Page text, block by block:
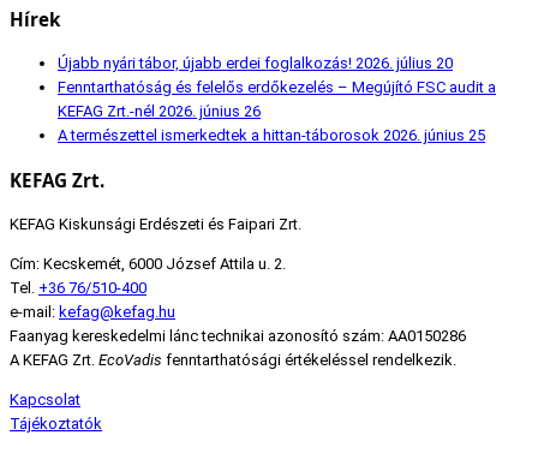
Hírek
Újabb nyári tábor, újabb erdei foglalkozás! 2026. július 20
Fenntarthatóság és felelős erdőkezelés – Megújító FSC audit a
KEFAG Zrt.-nél 2026. június 26
A természettel ismerkedtek a hittan-táborosok 2026. június 25
KEFAG Zrt.
KEFAG Kiskunsági Erdészeti és Faipari Zrt.
Cím: Kecskemét, 6000 József Attila u. 2.
Tel. +36 76/510-400
e-mail: kefag@kefag.hu
Faanyag kereskedelmi lánc technikai azonosító szám: AA0150286
A KEFAG Zrt. EcoVadis fenntarthatósági értékeléssel rendelkezik.
Kapcsolat
Tájékoztatók